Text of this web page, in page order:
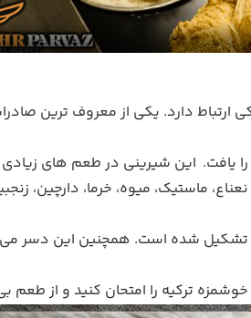
یافت. این شیرینی در طعم های
ماستیک، میوه، خرما، دارچین،
تشکیل شده است. همچنین این دسر
ترکیه را امتحان کنید و از طعم